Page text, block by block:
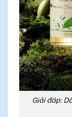
Giải đáp: